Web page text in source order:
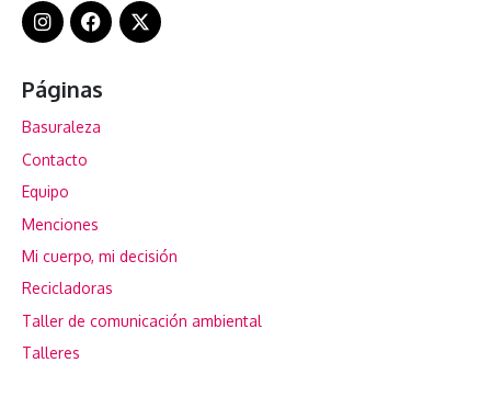
Páginas
Basuraleza
Contacto
Equipo
Menciones
Mi cuerpo, mi decisión
Recicladoras
Taller de comunicación ambiental
Talleres